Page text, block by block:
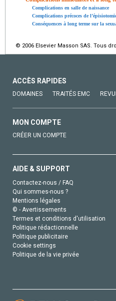
Complications en salle de naissance
Complications précoces de
Conséquences à long terme sur la
© 2006 Elsevier Masson SAS. Tous
ACCÈS RAPIDES
DOMAINES TRAITÉS EMC
MON COMPTE
CRÉER UN COMPTE
AIDE & SUPPORT
Contactez-nous / FAQ
Qui sommes-nous ?
Mentions légales
© - Avertissements
Termes et conditions d'utilisation
Politique rédactionnelle
Politique publicitaire
Cookie settings
Politique de la vie privée